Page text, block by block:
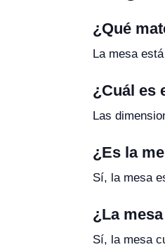
¿Qué
La mesa
¿Cuál es
Las
¿Es la
Sí, la mesa
¿La
Sí, la mesa